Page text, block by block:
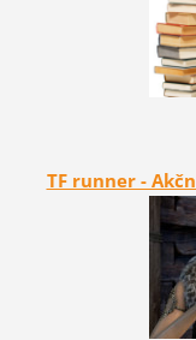
TF runner -